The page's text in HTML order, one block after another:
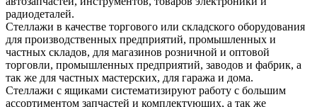
радиодеталей.
Стеллажи в качестве торгового или складского оборудования
для производственных предприятий, промышленных и
частных складов, для магазинов розничной и оптовой
торговли, промышленных предприятий, заводов и фабрик, а
так же для частных мастерских, для гаража и дома.
Стеллажи с ящиками систематизируют работу с большим
ассортиментом запчастей и комплектующих, а так же